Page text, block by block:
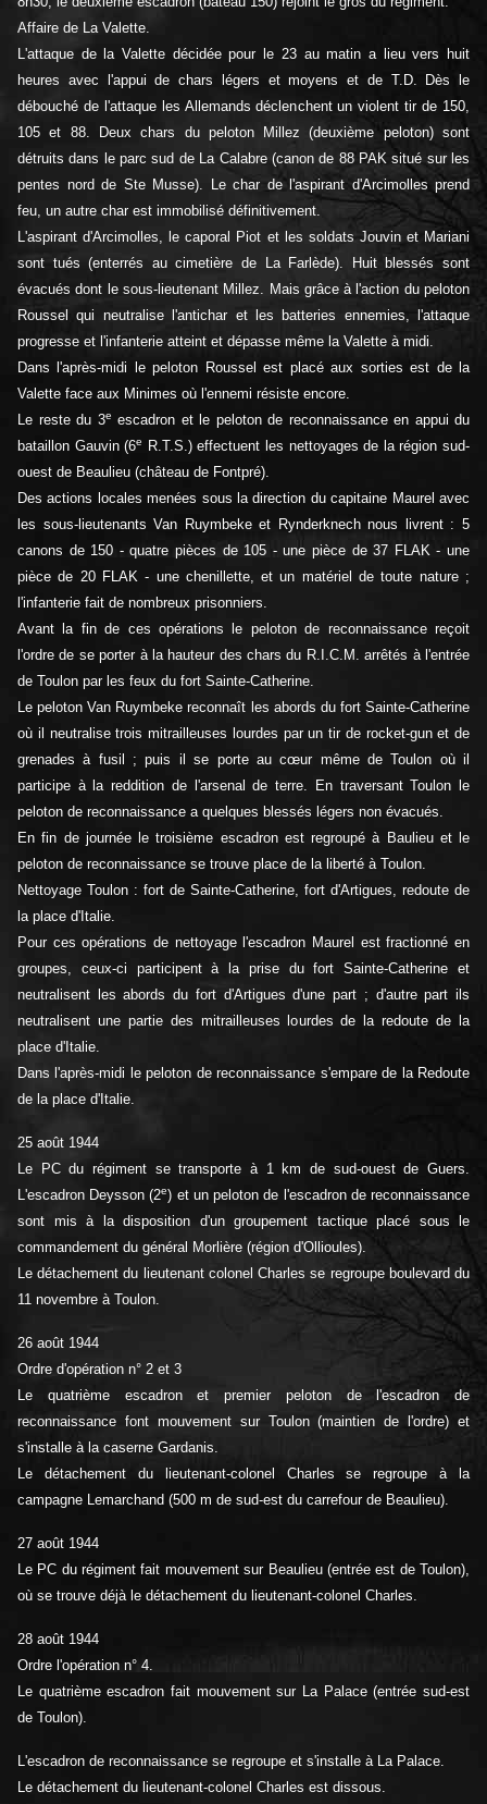
Affaire de La Valette.
L'attaque de la Valette décidée pour le 23 au matin a lieu vers huit
heures avec l'appui de chars légers et moyens et de T.D. Dès le
débouché de l'attaque les Allemands déclenchent un violent tir de 150,
105 et 88. Deux chars du peloton Millez (deuxième peloton) sont
détruits dans le parc sud de La Calabre (canon de 88 PAK situé sur les
pentes nord de Ste Musse). Le char de l'aspirant d'Arcimolles prend
feu, un autre char est immobilisé définitivement.
L'aspirant d'Arcimolles, le caporal Piot et les soldats Jouvin et Mariani
sont tués (enterrés au cimetière de La Farlède). Huit blessés sont
évacués dont le sous-lieutenant Millez. Mais grâce à l'action du peloton
Roussel qui neutralise l'antichar et les batteries ennemies, l'attaque
progresse et l'infanterie atteint et dépasse même la Valette à midi.
Dans l'après-midi le peloton Roussel est placé aux sorties est de la
Valette face aux Minimes où l'ennemi résiste encore.
Le reste du 3e escadron et le peloton de reconnaissance en appui du
bataillon Gauvin (6e
R.T.S.) effectuent les nettoyages de la région sud-
ouest de Beaulieu (château de Fontpré).
Des actions locales menées sous la direction du capitaine Maurel avec
les sous-lieutenants Van Ruymbeke et Rynderknech nous livrent : 5
canons de 150 - quatre pièces de 105 - une pièce de 37 FLAK - une
pièce de 20 FLAK - une chenillette, et un matériel de toute nature ;
l'infanterie fait de nombreux prisonniers.
Avant la fin de ces opérations le peloton de reconnaissance reçoit
l'ordre de se porter à la hauteur des chars du R.I.C.M. arrêtés à l'entrée
de Toulon par les feux du fort Sainte-Catherine.
Le peloton Van Ruymbeke reconnaît les abords du fort Sainte-Catherine
où il neutralise trois mitrailleuses lourdes par un tir de rocket-gun et de
grenades à fusil ; puis il se porte au cœur même de Toulon où il
participe à la reddition de l'arsenal de terre. En traversant Toulon le
peloton de reconnaissance a quelques blessés légers non évacués.
En fin de journée le troisième escadron est regroupé à Baulieu et le
peloton de reconnaissance se trouve place de la liberté à Toulon.
Nettoyage Toulon : fort de Sainte-Catherine, fort d'Artigues, redoute de
la place d'Italie.
Pour ces opérations de nettoyage l'escadron Maurel est fractionné en
groupes, ceux-ci participent à la prise du fort Sainte-Catherine et
neutralisent les abords du fort d'Artigues d'une part ; d'autre part ils
neutralisent une partie des mitrailleuses lourdes de la redoute de la
place d'Italie.
Dans l'après-midi le peloton de reconnaissance s'empare de la Redoute
de la place d'Italie.
25 août 1944
Le PC du régiment se transporte à 1 km de sud-ouest de Guers.
L'escadron Deysson (2e) et un peloton de l'escadron de reconnaissance
sont mis à la disposition d'un groupement tactique placé sous le
commandement du général Morlière (région d'Ollioules).
Le détachement du lieutenant colonel Charles se regroupe boulevard du
11 novembre à Toulon.
26 août 1944
Ordre d'opération n° 2 et 3
Le quatrième escadron et premier peloton de l'escadron de
reconnaissance font mouvement sur Toulon (maintien de l'ordre) et
s'installe à la caserne Gardanis.
Le détachement du lieutenant-colonel Charles se regroupe à la
campagne Lemarchand (500 m de sud-est du carrefour de Beaulieu).
27 août 1944
Le PC du régiment fait mouvement sur Beaulieu (entrée est de Toulon),
où se trouve déjà le détachement du lieutenant-colonel Charles.
28 août 1944
Ordre l'opération n° 4.
Le quatrième escadron fait mouvement sur La Palace (entrée sud-est
de Toulon).
L'escadron de reconnaissance se regroupe et s'installe à La Palace.
Le détachement du lieutenant-colonel Charles est dissous.